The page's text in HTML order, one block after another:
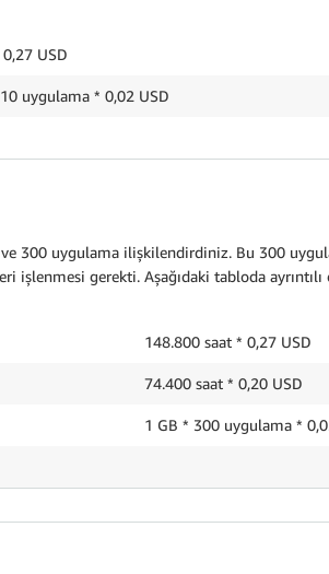
USD
uygulama * 0,02 USD
300 uygulama ilişkilendirdiniz. Bu 300
işlenmesi gerekti. Aşağıdaki tabloda
148.800 saat * 0,27 USD
74.400 saat *
1 GB * 300 uygulama *